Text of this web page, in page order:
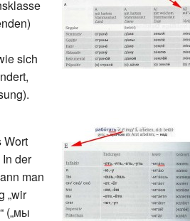
sich
Wort
In der
man
„wir
(„мы